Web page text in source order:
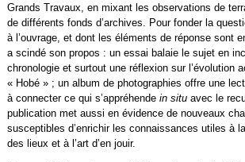
Grands Travaux, en mixant les observations de
de différents fonds d’archives. Pour fonder la
à l’ouvrage, et dont les éléments de réponse sont
a scindé son propos : un essai balaie le sujet en
chronologie et surtout une réflexion sur l’évolution
« Hobé » ; un album de photographies offre une
à connecter ce qui s’appréhende in situavec le
publication met aussi en évidence de nouveaux
susceptibles d’enrichir les connaissances utiles à
des lieux et à l’art d’en jouir.